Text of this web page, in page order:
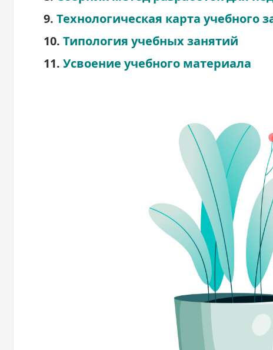
9. Технологическая карта учебного
10. Типология учебных занятий
11. Усвоение учебного материала